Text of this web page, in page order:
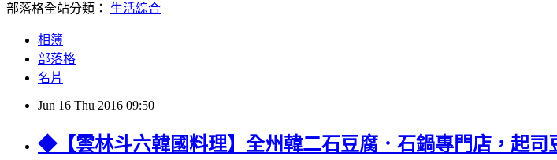
部落格全站分類： 生活綜合
相簿
部落格
名片
Jun 16 Thu 2016 09:50
◆【雲林斗六韓國料理】全州韓二石豆腐．石鍋專門店，起